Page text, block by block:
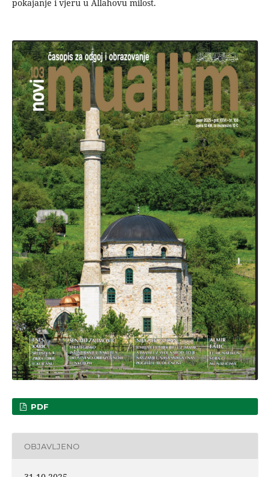
pokajanje i vjeru u Allahovu milost.
PDF
OBJAVLJENO